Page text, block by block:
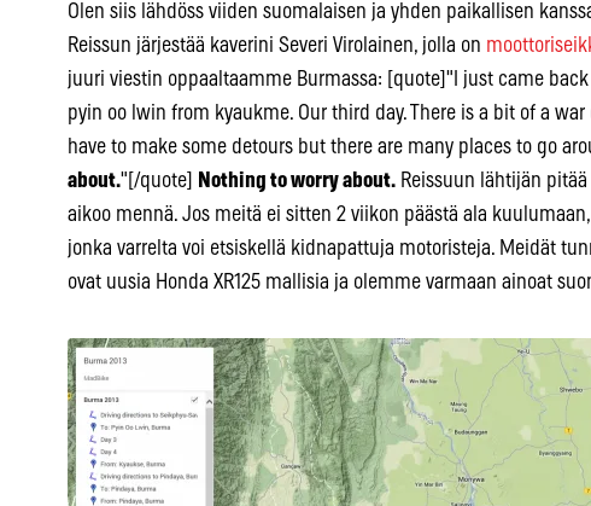
Olen siis lähdöss viiden suomalaisen ja yhden paikallisen
Reissun järjestää kaverini Severi Virolainen, jolla on
juuri viestin oppaaltaamme Burmassa: [quote]"I just came
pyin oo lwin from kyaukme. Our third day. There is a bit of a
have to make some detours but there are many places to go
about."[/quote] Nothing to worry about. Reissuun lähtijän
aikoo mennä. Jos meitä ei sitten 2 viikon päästä ala
jonka varrelta voi etsiskellä kidnapattuja motoristeja. Meidät
ovat uusia Honda XR125 mallisia ja olemme varmaan ainoat